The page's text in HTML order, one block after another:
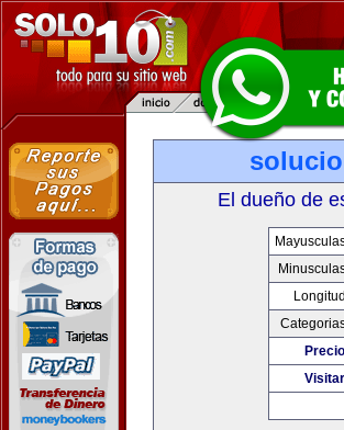
El dueño de